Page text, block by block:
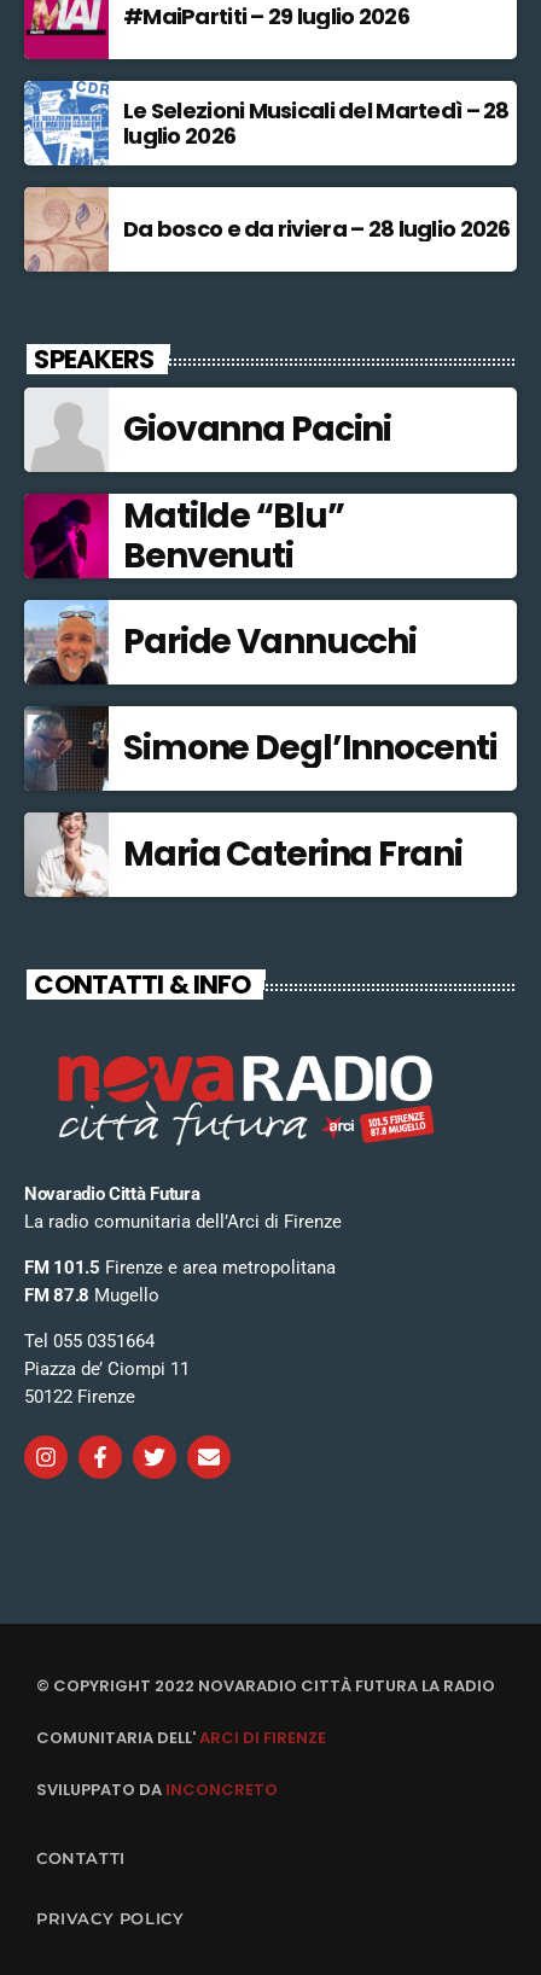
#MaiPartiti – 29 luglio 2026
Le Selezioni Musicali del Martedì – 28
luglio 2026
Da bosco e da riviera – 28 luglio 2026
SPEAKERS
Giovanna Pacini
Matilde “Blu”
Benvenuti
Paride Vannucchi
Simone Degl’Innocenti
Maria Caterina Frani
CONTATTI & INFO
Novaradio Città Futura
La radio comunitaria dell’Arci di Firenze
FM 101.5 Firenze e area metropolitana
FM 87.8 Mugello
Tel 055 0351664
Piazza de’ Ciompi 11
50122 Firenze
© COPYRIGHT 2022 NOVARADIO CITTÀ FUTURA LA RADIO
COMUNITARIA DELL'ARCI DI FIRENZE
SVILUPPATO DA INCONCRETO
CONTATTI
PRIVACY POLICY